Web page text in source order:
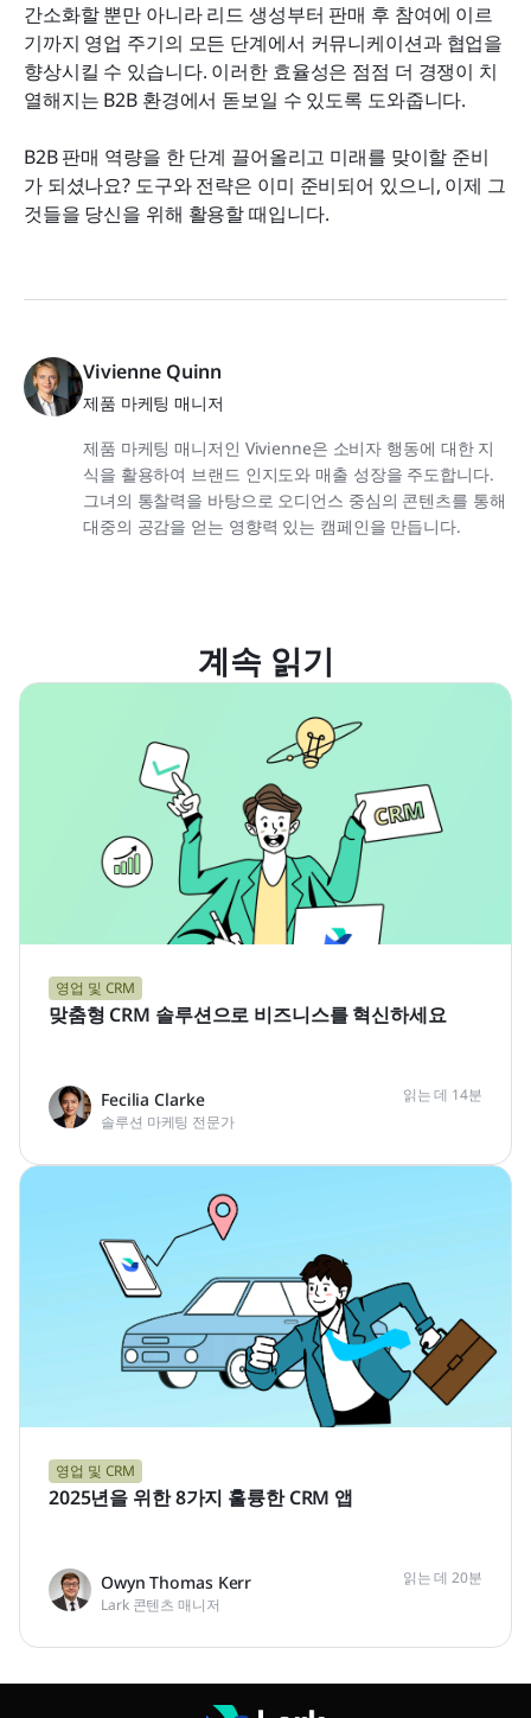
간소화할 뿐만 아니라 리드 생성부터 판매 후 참여에 이르
기까지 영업 주기의 모든 단계에서 커뮤니케이션과 협업을
향상시킬 수 있습니다. 이러한 효율성은 점점 더 경쟁이 치
열해지는 B2B 환경에서 돋보일 수 있도록 도와줍니다.
B2B 판매 역량을 한 단계 끌어올리고 미래를 맞이할 준비
가 되셨나요? 도구와 전략은 이미 준비되어 있으니, 이제 그
것들을 당신을 위해 활용할 때입니다.
Vivienne Quinn
제품 마케팅 매니저
제품 마케팅 매니저인 Vivienne은 소비자 행동에 대한 지
식을 활용하여 브랜드 인지도와 매출 성장을 주도합니다.
그녀의 통찰력을 바탕으로 오디언스 중심의 콘텐츠를 통해
대중의 공감을 얻는 영향력 있는 캠페인을 만듭니다.
계속 읽기
영업 및 CRM
맞춤형 CRM 솔루션으로 비즈니스를 혁신하세요
Fecilia Clarke
솔루션 마케팅 전문가
읽는 데 14분
영업 및 CRM
2025년을 위한 8가지 훌륭한 CRM 앱
Owyn Thomas Kerr
Lark 콘텐츠 매니저
읽는 데 20분